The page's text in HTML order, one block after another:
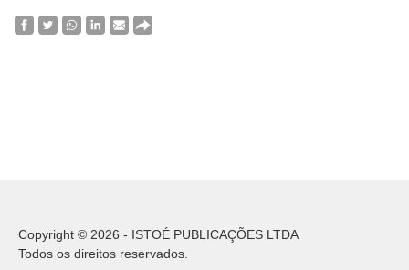
Copyright © 2026 - ISTOÉ PUBLICAÇÕES LTDA
Todos os direitos reservados.